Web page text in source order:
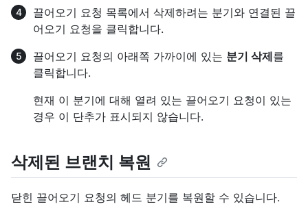
끌어오기 요청 목록에서 삭제하려는 분기와 연결된 끌
어오기 요청을 클릭합니다.
끌어오기 요청의 아래쪽 가까이에 있는 분기 삭제를
클릭합니다.
현재 이 분기에 대해 열려 있는 끌어오기 요청이 있는
경우 이 단추가 표시되지 않습니다.
삭제된 브랜치 복원
닫힌 끌어오기 요청의 헤드 분기를 복원할 수 있습니다.